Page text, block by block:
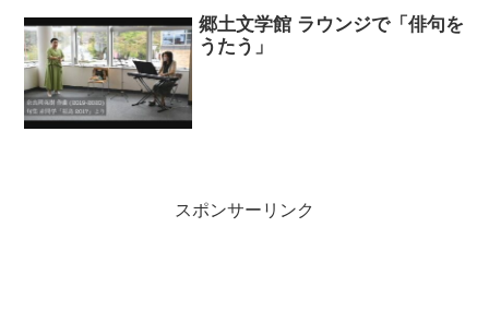
郷土文学館 ラウンジで「俳句を
うたう」
スポンサーリンク